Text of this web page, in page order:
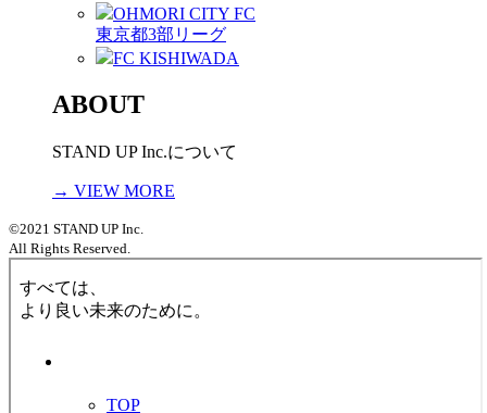
OHMORI CITY FC
東京都3部リーグ
FC KISHIWADA
ABOUT
STAND UP Inc.について
→ VIEW MORE
©2021 STAND UP Inc.
All Rights Reserved.